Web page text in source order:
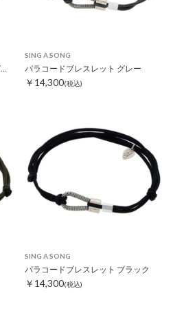
パラコードブレスレット ライトグレー
SING A SONG
パラコードブレスレット グレー
￥14,300(税込)
SING A SONG
パラコードブレスレット ブラック
￥14,300(税込)